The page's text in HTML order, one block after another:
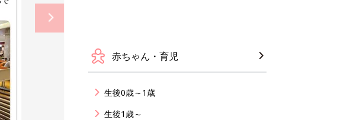
赤ちゃん・育児
生後0歳～1歳
生後1歳～